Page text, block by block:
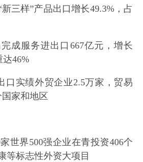
三样”产品出口增长49.3%，占
成服务进出口667亿元，增长
达46%
口实绩外贸企业2.5万家，贸易
家和地区
世界500强企业在青投资406个
等标志性外资大项目